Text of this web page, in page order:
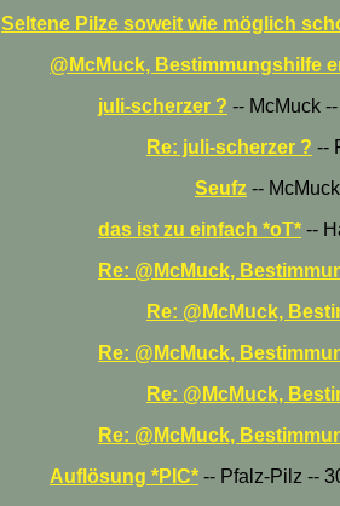
Seltene Pilze soweit wie möglich
@McMuck, Bestimmungshilfe
juli-scherzer ? -- McMuck
Re: juli-scherzer ? --
Seufz --
das ist zu einfach *oT* --
Re: @McMuck,
Re: @McMuck,
Re: @McMuck,
Re: @McMuck,
Re: @McMuck,
Auflösung *PIC* -- Pfalz-Pilz --